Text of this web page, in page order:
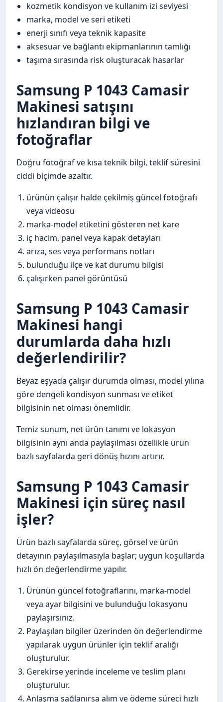
kozmetik kondisyon ve kullanım izi seviyesi
marka, model ve seri etiketi
enerji sınıfı veya teknik kapasite
aksesuar ve bağlantı ekipmanlarının tamlığı
taşıma sırasında risk oluşturacak hasarlar
Samsung P 1043 Camasir
Makinesi satışını
hızlandıran bilgi ve
fotoğraflar
Doğru fotoğraf ve kısa teknik bilgi, teklif süresini
ciddi biçimde azaltır.
ürünün çalışır halde çekilmiş güncel fotoğrafı
veya videosu
marka-model etiketini gösteren net kare
iç hacim, panel veya kapak detayları
arıza, ses veya performans notları
bulunduğu ilçe ve kat durumu bilgisi
çalışırken panel görüntüsü
Samsung P 1043 Camasir
Makinesi hangi
durumlarda daha hızlı
değerlendirilir?
Beyaz eşyada çalışır durumda olması, model yılına
göre dengeli kondisyon sunması ve etiket
bilgisinin net olması önemlidir.
Temiz sunum, net ürün tanımı ve lokasyon
bilgisinin aynı anda paylaşılması özellikle ürün
bazlı sayfalarda geri dönüş hızını artırır.
Samsung P 1043 Camasir
Makinesi için süreç nasıl
işler?
Ürün bazlı sayfalarda süreç, görsel ve ürün
detayının paylaşılmasıyla başlar; uygun koşullarda
hızlı ön değerlendirme yapılır.
Ürünün güncel fotoğraflarını, marka-model
veya ayar bilgisini ve bulunduğu lokasyonu
paylaşırsınız.
Paylaşılan bilgiler üzerinden ön değerlendirme
yapılarak uygun ürünler için teklif aralığı
oluşturulur.
Gerekirse yerinde inceleme ve teslim planı
oluşturulur.
Anlaşma sağlanırsa alım ve ödeme süreci hızlı